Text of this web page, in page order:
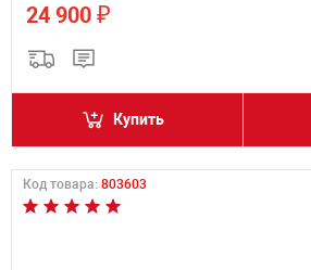
24 900 ₽
Купить
Код товара: 803603